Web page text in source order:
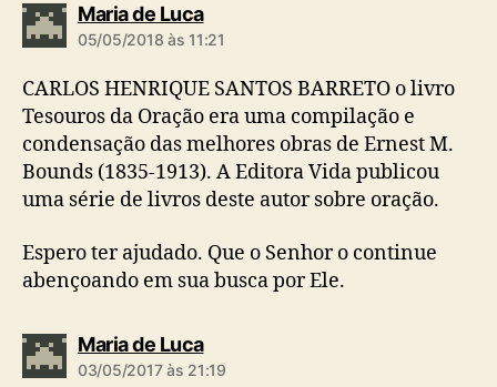
Maria de Lucad
i
:
05/05/2018 às 11:21
CARLOS HENRIQUE SANTOS BARRETO o livro
Tesouros da Oração era uma compilação e
condensação das melhores obras de Ernest M.
Bounds (1835-1913). A Editora Vida publicou
uma série de livros deste autor sobre oração.
Espero ter ajudado. Que o Senhor o continue
abençoando em sua busca por Ele.
Maria de Lucad
i
03/05/2017 às 21:19